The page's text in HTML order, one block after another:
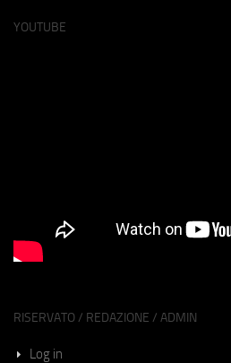
YOUTUBE
RISERVATO / REDAZIONE / ADMIN
Log in